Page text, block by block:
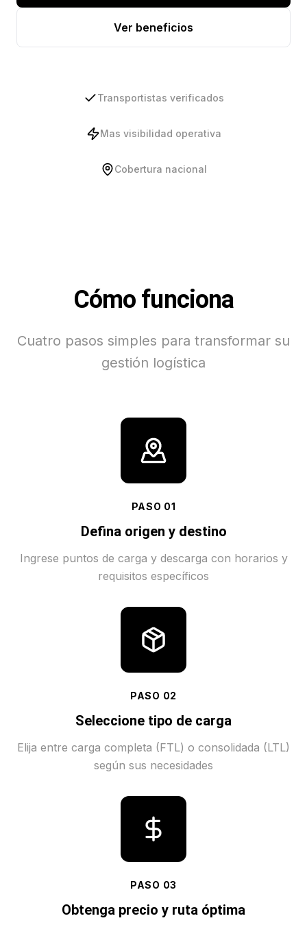
Ver beneficios
Transportistas verificados
Mas visibilidad operativa
Cobertura nacional
Cómo funciona
Cuatro pasos simples para transformar su
gestión logística
PASO 01
Defina origen y destino
Ingrese puntos de carga y descarga con horarios y
requisitos específicos
PASO 02
Seleccione tipo de carga
Elija entre carga completa (FTL) o consolidada (LTL)
según sus necesidades
PASO 03
Obtenga precio y ruta óptima